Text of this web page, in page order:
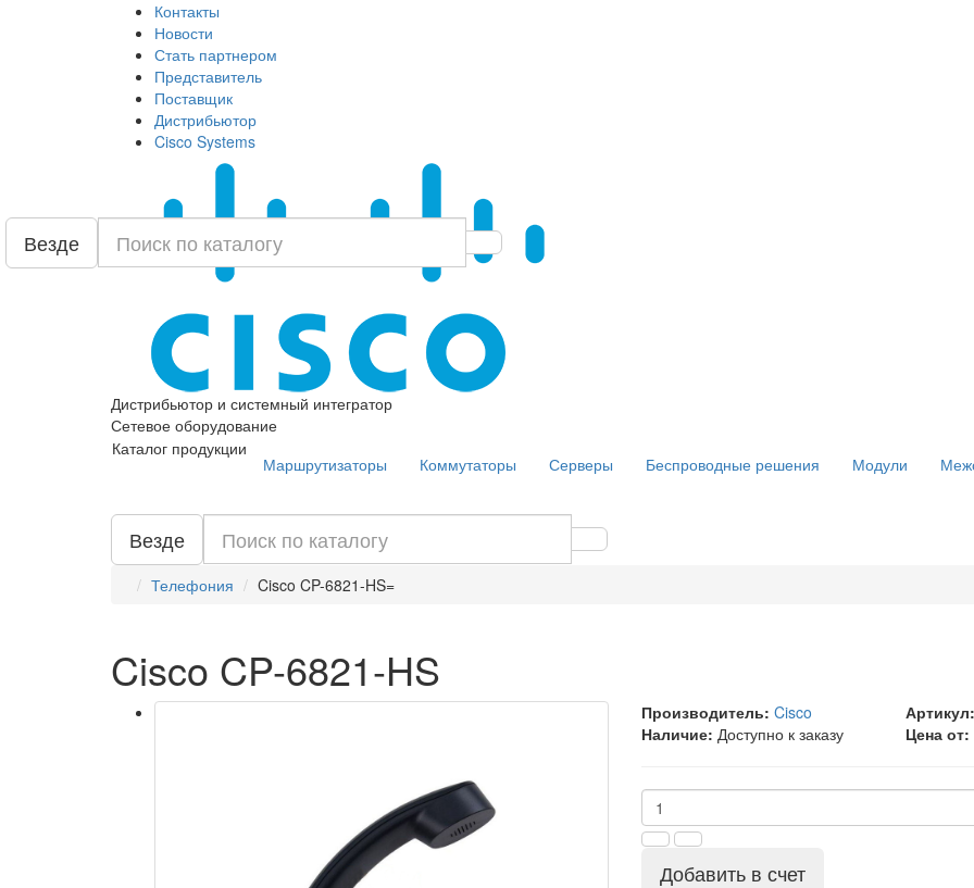
Контакты
Новости
Стать партнером
Представитель
Поставщик
Дистрибьютор
Cisco Systems
Дистрибьютор и системный интегратор
Сетевое оборудование
Везде
Каталог продукции
Маршрутизаторы Коммутаторы Серверы Беспроводные решения Модули
Везде
Телефония Cisco CP-6821-HS=
Cisco CP-6821-HS
Производитель: Cisco
Наличие: Доступно к заказу Цена от:
Добавить в счет